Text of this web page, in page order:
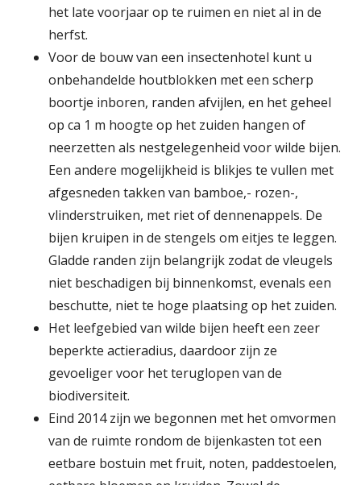
het late voorjaar op te ruimen en niet al in de
herfst.
Voor de bouw van een insectenhotel kunt u
onbehandelde houtblokken met een scherp
boortje inboren, randen afvijlen, en het geheel
op ca 1 m hoogte op het zuiden hangen of
neerzetten als nestgelegenheid voor wilde bijen.
Een andere mogelijkheid is blikjes te vullen met
afgesneden takken van bamboe,- rozen-,
vlinderstruiken, met riet of dennenappels. De
bijen kruipen in de stengels om eitjes te leggen.
Gladde randen zijn belangrijk zodat de vleugels
niet beschadigen bij binnenkomst, evenals een
beschutte, niet te hoge plaatsing op het zuiden.
Het leefgebied van wilde bijen heeft een zeer
beperkte actieradius, daardoor zijn ze
gevoeliger voor het teruglopen van de
biodiversiteit.
Eind 2014 zijn we begonnen met het omvormen
van de ruimte rondom de bijenkasten tot een
eetbare bostuin met fruit, noten, paddestoelen,